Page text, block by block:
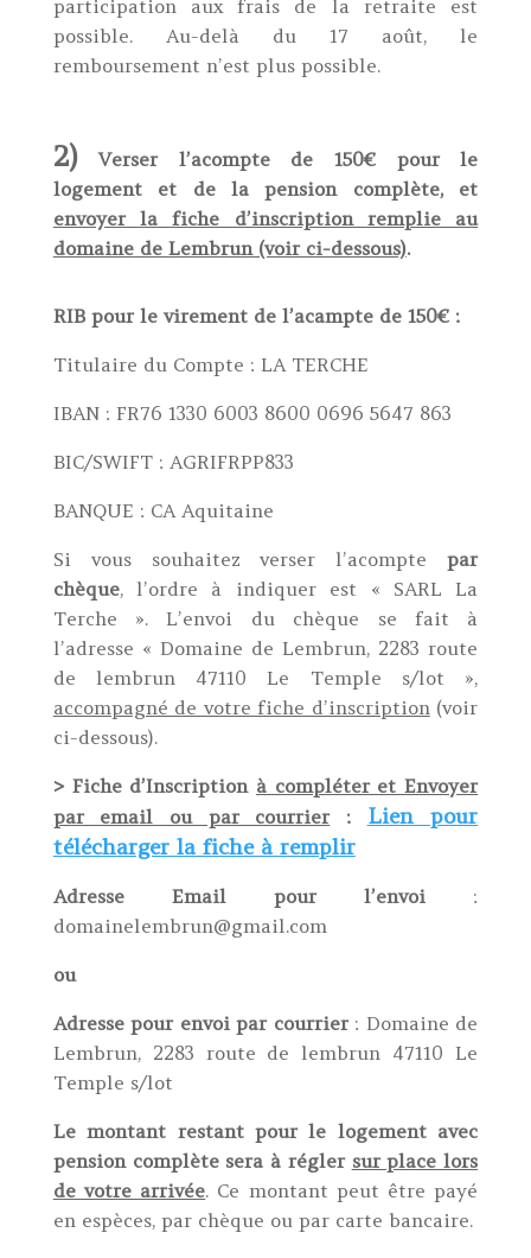
participation aux frais de la retraite est
possible. Au-delà du 17 août, le
remboursement n’est plus possible.
2)Verser l’acompte de 150€ pour le
logement et de la pension complète, et
envoyer la fiche d’inscription remplie au
domaine de Lembrun (voir ci-dessous).
RIB pour le virement de l’acampte de 150€ :
Titulaire du Compte : LA TERCHE
IBAN : FR76 1330 6003 8600 0696 5647 863
BIC/SWIFT : AGRIFRPP833
BANQUE : CA Aquitaine
Si vous souhaitez verser l’acomptepar
chèque, l’ordre à indiquer est « SARL La
Terche ». L’envoi du chèque se fait à
l’adresse « Domaine de Lembrun, 2283 route
de lembrun 47110 Le Temple s/lot »,
accompagné de votre fiche d’inscription (voir
ci-dessous).
> Fiche d’Inscription à compléter et Envoyer
par email ou par courrier: Lien pour
télécharger la fiche à remplir
Adresse Email pour l’envoi :
domainelembrun@gmail.com
ou
Adresse pour envoi par courrier: Domaine de
Lembrun, 2283 route de lembrun 47110 Le
Temple s/lot
Le montant restant pour le logement avec
pension complète sera à régler sur place lors
de votre arrivée. Ce montant peut être payé
en espèces, par chèque ou par carte bancaire.